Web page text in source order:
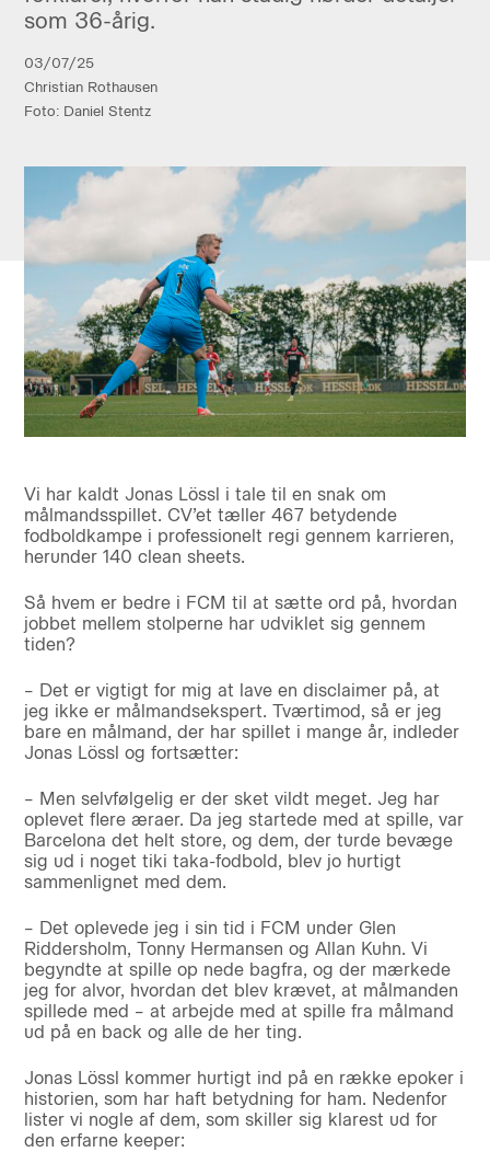
som 36-årig.
03/07/25
Christian Rothausen
Foto: Daniel Stentz
Vi har kaldt Jonas Lössl i tale til en snak om
målmandsspillet. CV’et tæller 467 betydende
fodboldkampe i professionelt regi gennem karrieren,
herunder 140 clean sheets.
Så hvem er bedre i FCM til at sætte ord på, hvordan
jobbet mellem stolperne har udviklet sig gennem
tiden?
– Det er vigtigt for mig at lave en disclaimer på, at
jeg ikke er målmandsekspert. Tværtimod, så er jeg
bare en målmand, der har spillet i mange år, indleder
Jonas Lössl og fortsætter:
– Men selvfølgelig er der sket vildt meget. Jeg har
oplevet flere æraer. Da jeg startede med at spille, var
Barcelona det helt store, og dem, der turde bevæge
sig ud i noget tiki taka-fodbold, blev jo hurtigt
sammenlignet med dem.
– Det oplevede jeg i sin tid i FCM under Glen
Riddersholm, Tonny Hermansen og Allan Kuhn. Vi
begyndte at spille op nede bagfra, og der mærkede
jeg for alvor, hvordan det blev krævet, at målmanden
spillede med – at arbejde med at spille fra målmand
ud på en back og alle de her ting.
Jonas Lössl kommer hurtigt ind på en række epoker i
historien, som har haft betydning for ham. Nedenfor
lister vi nogle af dem, som skiller sig klarest ud for
den erfarne keeper: